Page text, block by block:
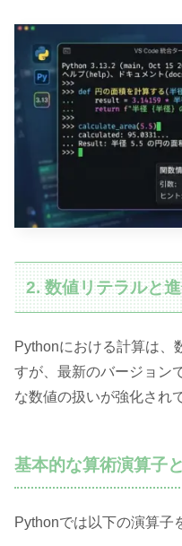
2. 数値リテラルと
Pythonにおける計算は、
すが、最新のバージョン
な数値の扱いが強化され
基本的な算術演算子
Pythonでは以下の演算子